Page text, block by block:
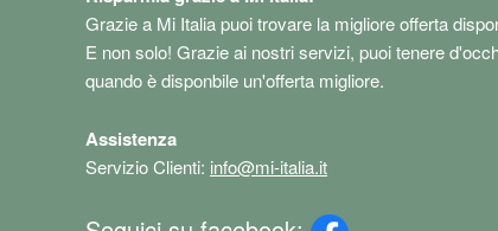
Grazie a Mi Italia puoi trovare la migliore offerta
E non solo! Grazie ai nostri servizi, puoi tenere
quando è disponbile un'offerta migliore.
Assistenza
Servizio Clienti: info@mi-italia.it